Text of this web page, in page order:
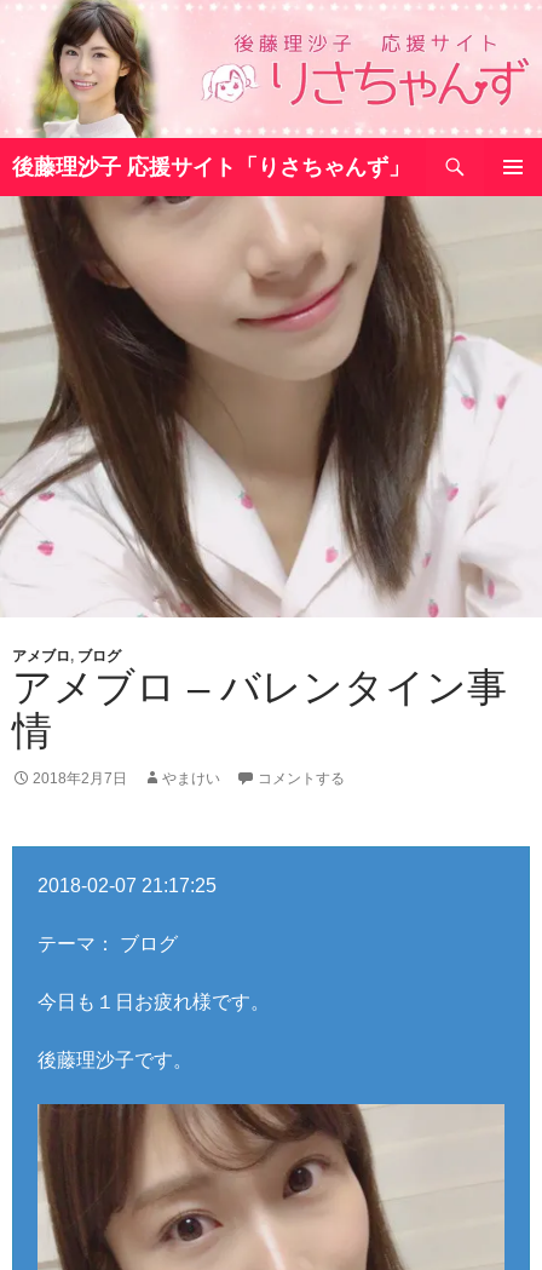
ツ
へ
ッ
後藤理沙子 応援サイト「りさちゃんず」
索
アメブロ, ブログ
アメブロ – バレンタイン事
情
2018年2月7日 やまけい コメントする
2018-02-07 21:17:25
テーマ： ブログ
今日も１日お疲れ様です。
後藤理沙子です。